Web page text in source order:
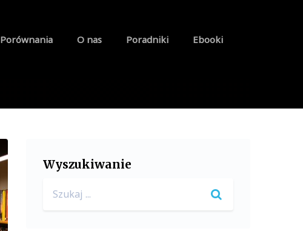
Porównania O nas Poradniki Ebooki
Wyszukiwanie
for: